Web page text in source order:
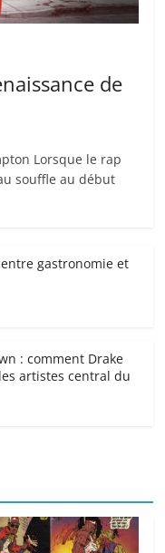
de
Lorsque le rap
souffle au début
gastronomie et
: comment Drake
artistes central du